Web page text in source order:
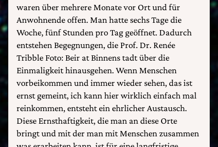
waren über mehrere Monate vor Ort und für
Anwohnende offen. Man hatte sechs Tage die
Woche, fünf Stunden pro Tag geöffnet. Dadurch
entstehen Begegnungen, die Prof. Dr. Renée
Tribble Foto: Beir at Binnens tadt über die
Einmaligkeit hinausgehen. Wenn Menschen
vorbeikommen und immer wieder sehen, das ist
ernst gemeint, ich kann hier wirklich einfach mal
reinkommen, entsteht ein ehrlicher Austausch.
Diese Ernsthaftigkeit, die man an diese Orte
bringt und mit der man mit Menschen zusammen